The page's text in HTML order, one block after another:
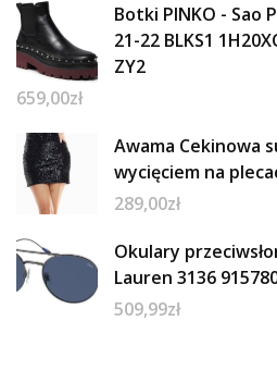
Botki PINKO - Sao
21-22 BLKS1
ZY2
659,00zł
Awama Cekinowa
wycięciem na
289,00zł
Okulary
Lauren 3136
509,99zł